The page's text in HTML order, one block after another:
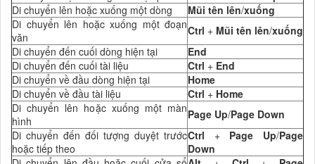
Di chuyển lên hoặc xuống một dòng
Mũi tên lên/xuống
Di chuyển lên hoặc xuống một đoạn
văn
Ctrl + Mũi tên lên/xuống
Di chuyển đến cuối dòng hiện tại
End
Di chuyển đến cuối tài liệu
Ctrl + End
Di chuyển về đầu dòng hiện tại
Home
Di chuyển về đầu tài liệu
Ctrl + Home
Di chuyển lên hoặc xuống một màn
hình
Page Up/Page Down
Di chuyển đến đối tượng duyệt trước
hoặc tiếp theo
Ctrl +Page Up/Page
Down